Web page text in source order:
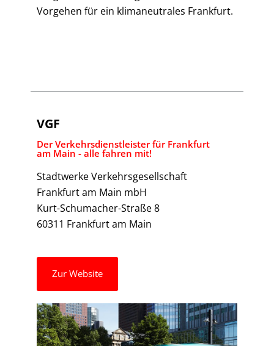
Vorgehen für ein klimaneutrales Frankfurt.
VGF
Der Verkehrsdienstleister für Frankfurt
am Main - alle fahren mit!
Stadtwerke Verkehrsgesellschaft
Frankfurt am Main mbH
Kurt-Schumacher-Straße 8
60311 Frankfurt am Main
Zur Website